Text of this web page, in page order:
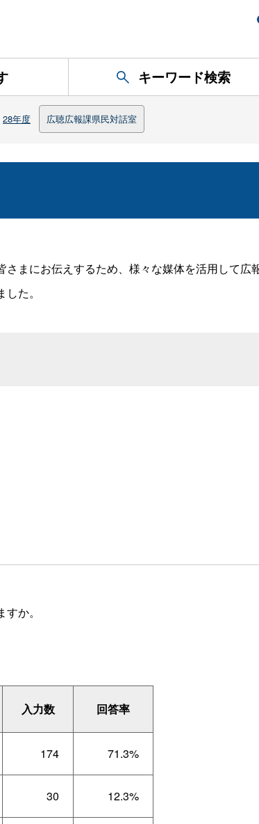
キーワード検索
28年度 広聴広報課県民対話室
まにお伝えするため、様々な媒体を活用して広
た。
か。
入力数 回答率
174 71.3%
30 12.3%